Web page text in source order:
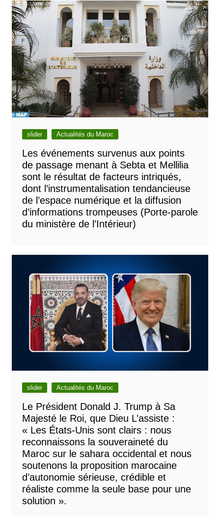
slider Actualités du Maroc
Les événements survenus aux points
de passage menant à Sebta et Mellilia
sont le résultat de facteurs intriqués,
dont l’instrumentalisation tendancieuse
de l’espace numérique et la diffusion
d’informations trompeuses (Porte-parole
du ministère de l’Intérieur)
slider Actualités du Maroc
Le Président Donald J. Trump à Sa
Majesté le Roi, que Dieu L’assiste :
« Les États-Unis sont clairs : nous
reconnaissons la souveraineté du
Maroc sur le sahara occidental et nous
soutenons la proposition marocaine
d’autonomie sérieuse, crédible et
réaliste comme la seule base pour une
solution ».